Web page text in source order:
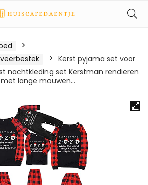
Kerst pyjama set voor
nachtkleding set Kerstman rendieren
lange mouwen…